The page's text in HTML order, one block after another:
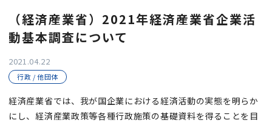
（経済産業省）2021年経済産業省企業活
動基本調査について
2021.04.22
行政 / 他団体
経済産業省では、我が国企業における経済活動の実態を明らか
にし、経済産業政策等各種行政施策の基礎資料を得ることを目